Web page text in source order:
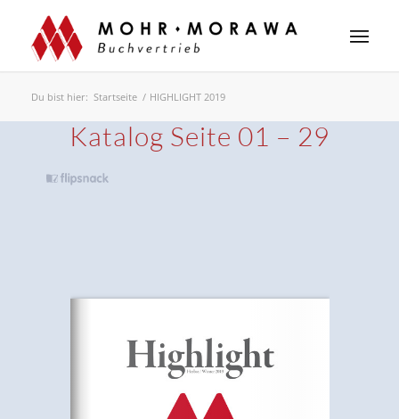
Du bist hier: Startseite / HIGHLIGHT 2019
Katalog Seite 01 – 29